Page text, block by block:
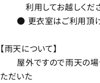
利用してお越しくださ
● 更衣室はご利用頂け
【雨天について】
屋外ですので雨天の場
ただいた